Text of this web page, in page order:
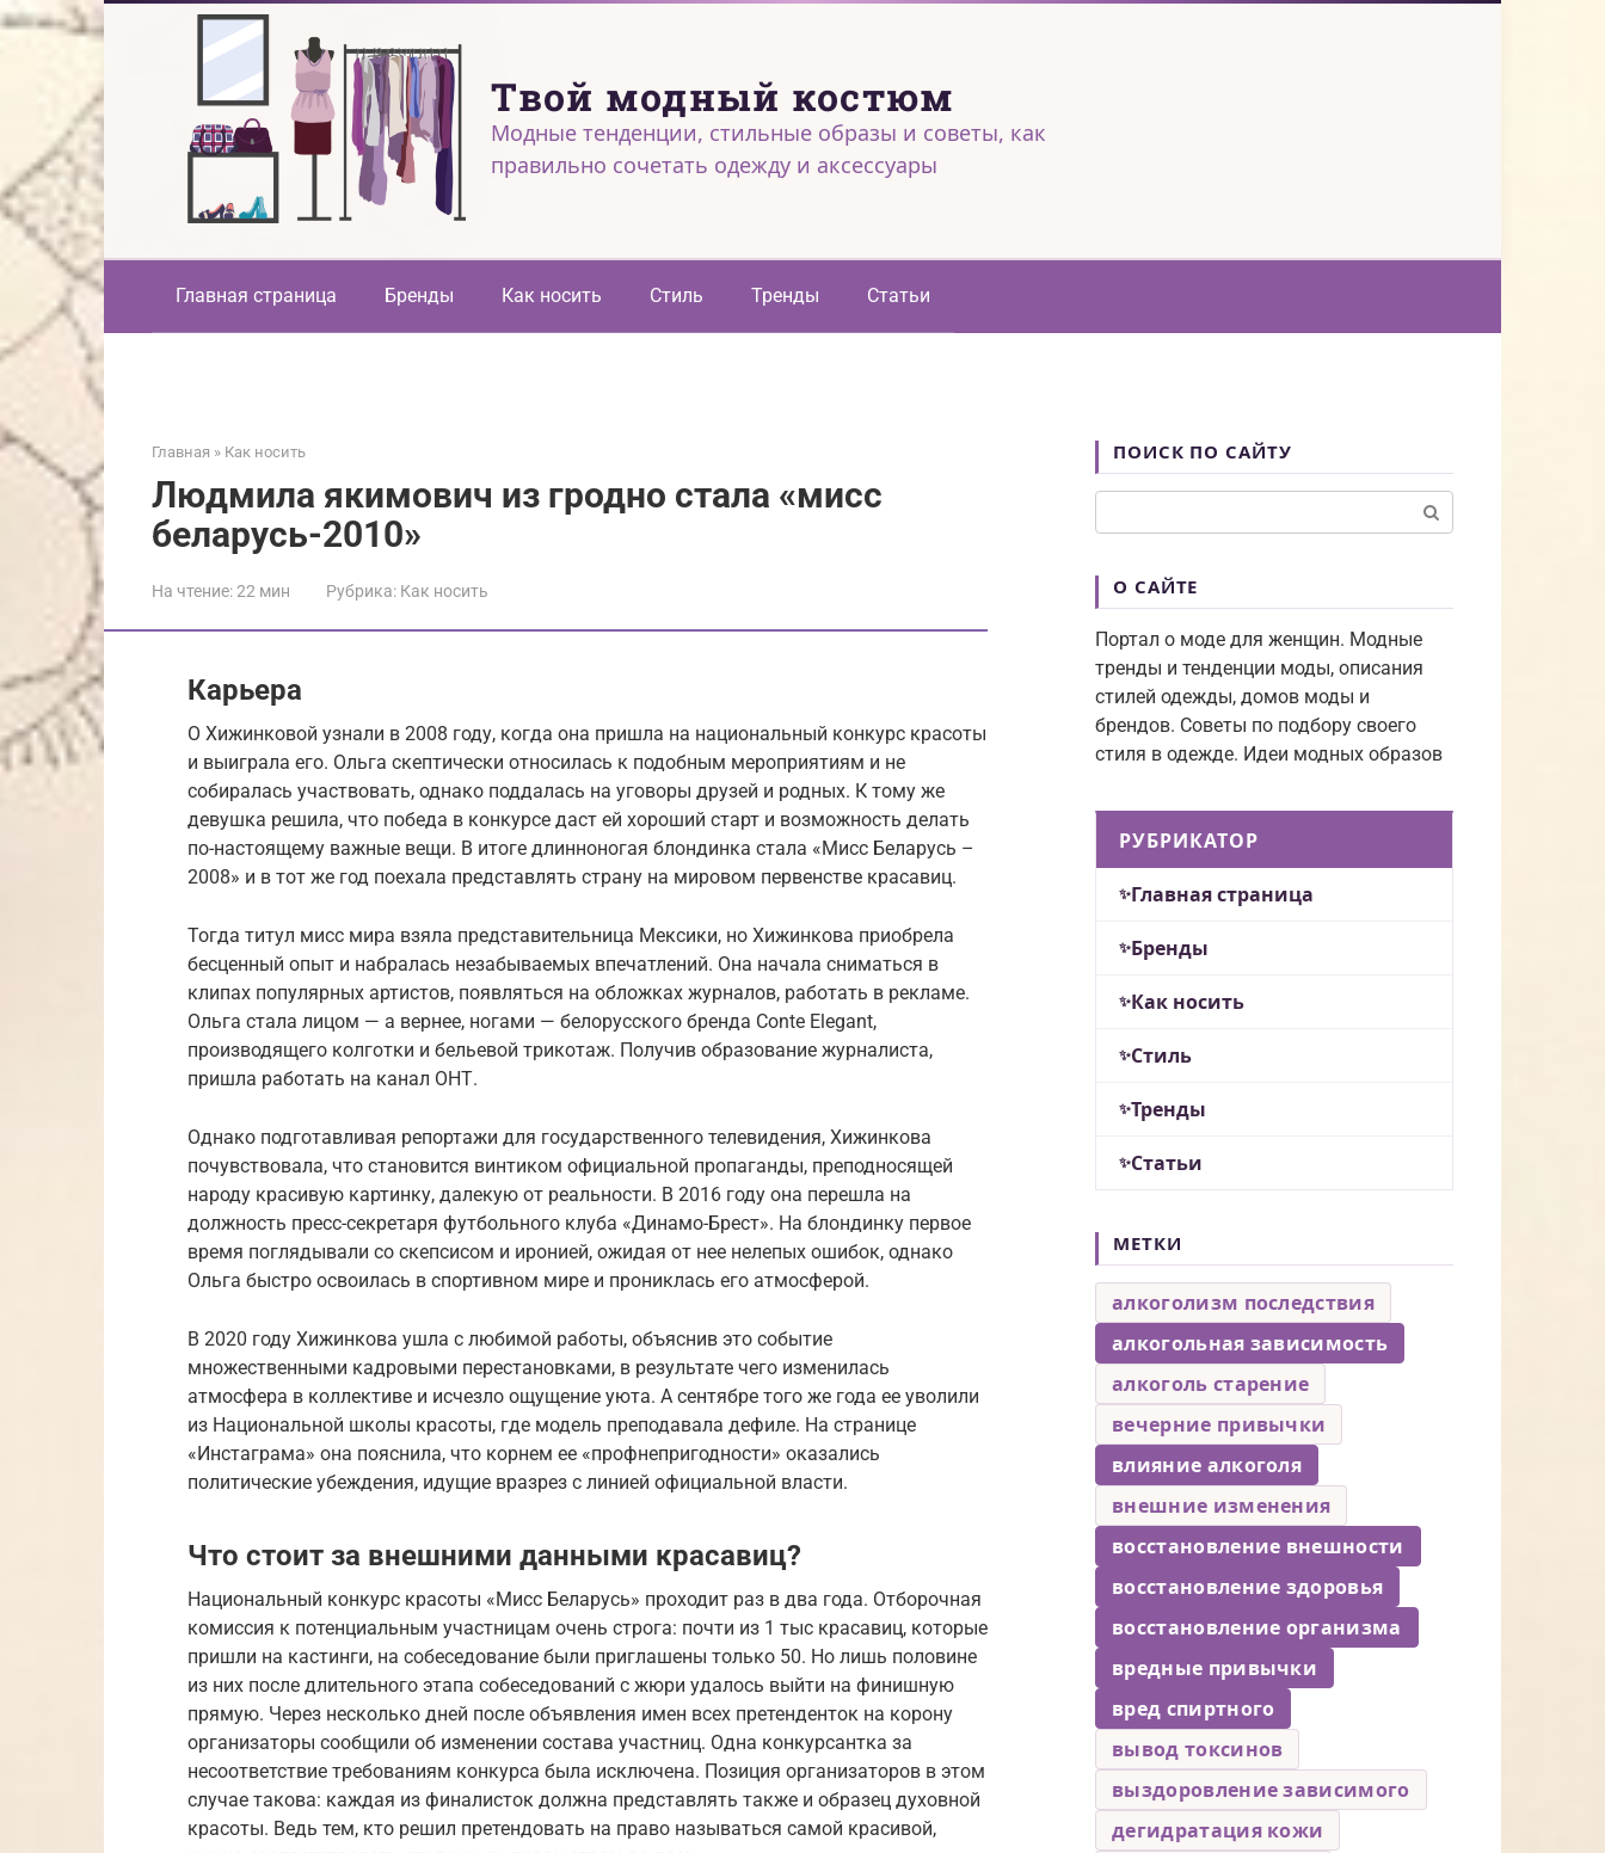
Перейти
Твой модный костюм
Модные тенденции, стильные образы и советы, как
правильно сочетать одежду и аксессуары
Главная страница Бренды Как носить Стиль Тренды Статьи
Главная » Как носить
Людмила якимович из гродно стала «мисс
беларусь-2010»
На чтение:22 мин Рубрика: Как носить
Карьера
О Хижинковой узнали в 2008 году, когда она пришла на национальный конкурс красоты
и выиграла его. Ольга скептически относилась к подобным мероприятиям и не
собиралась участвовать, однако поддалась на уговоры друзей и родных. К тому же
девушка решила, что победа в конкурсе даст ей хороший старт и возможность делать
по-настоящему важные вещи. В итоге длинноногая блондинка стала «Мисс Беларусь –
2008» и в тот же год поехала представлять страну на мировом первенстве красавиц.
Тогда титул мисс мира взяла представительница Мексики, но Хижинкова приобрела
бесценный опыт и набралась незабываемых впечатлений. Она начала сниматься в
клипах популярных артистов, появляться на обложках журналов, работать в рекламе.
Ольга стала лицом — а вернее, ногами — белорусского бренда Conte Elegant,
производящего колготки и бельевой трикотаж. Получив образование журналиста,
пришла работать на канал ОНТ.
Однако подготавливая репортажи для государственного телевидения, Хижинкова
почувствовала, что становится винтиком официальной пропаганды, преподносящей
народу красивую картинку, далекую от реальности. В 2016 году она перешла на
должность пресс-секретаря футбольного клуба «Динамо-Брест». На блондинку первое
время поглядывали со скепсисом и иронией, ожидая от нее нелепых ошибок, однако
Ольга быстро освоилась в спортивном мире и прониклась его атмосферой.
В 2020 году Хижинкова ушла с любимой работы, объяснив это событие
множественными кадровыми перестановками, в результате чего изменилась
атмосфера в коллективе и исчезло ощущение уюта. А сентябре того же года ее уволили
из Национальной школы красоты, где модель преподавала дефиле. На странице
«Инстаграма» она пояснила, что корнем ее «профнепригодности» оказались
политические убеждения, идущие вразрез с линией официальной власти.
Что стоит за внешними данными красавиц?
Национальный конкурс красоты «Мисс Беларусь» проходит раз в два года. Отборочная
комиссия к потенциальным участницам очень строга: почти из 1 тыс красавиц, которые
пришли на кастинги, на собеседование были приглашены только 50. Но лишь половине
из них после длительного этапа собеседований с жюри удалось выйти на финишную
прямую. Через несколько дней после объявления имен всех претенденток на корону
организаторы сообщили об изменении состава участниц. Одна конкурсантка за
несоответствие требованиям конкурса была исключена. Позиция организаторов в этом
случае такова: каждая из финалисток должна представлять также и образец духовной
красоты. Ведь тем, кто решил претендовать на право называться самой красивой,
ПОИСК ПО САЙТУ
О САЙТЕ
Портал о моде для женщин. Модные
тренды и тенденции моды, описания
стилей одежды, домов моды и
брендов. Советы по подбору своего
стиля в одежде. Идеи модных образов
РУБРИКАТОР
Главная страница
Бренды
Как носить
Стиль
Тренды
Статьи
МЕТКИ
алкоголизм последствия
алкогольная зависимость
алкоголь старение
вечерние привычки
влияние алкоголя
внешние изменения
восстановление внешности
восстановление здоровья
восстановление организма
вредные привычки
вред спиртного
вывод токсинов
выздоровление зависимого
дегидратация кожи